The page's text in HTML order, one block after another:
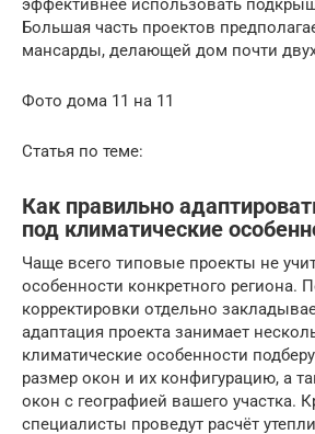
эффективнее использовать
Большая часть проектов
мансарды, делающей дом почти
Фото дома 11 на 11
Статья по теме:
Как правильно
под климатические
Чаще всего типовые проекты не
особенности конкретного региона.
корректировки отдельно
адаптация проекта занимает
климатические особенности
размер окон и их конфигурацию, а
окон с географией вашего участка.
специалисты проведут расчёт